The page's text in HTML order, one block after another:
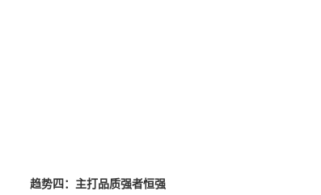
趋势四：主打品质强者恒强